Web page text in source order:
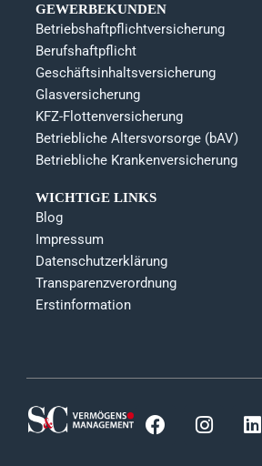
GEWERBEKUNDEN
Betriebshaftpflichtversicherung
Berufshaftpflicht
Geschäftsinhaltsversicherung
Glasversicherung
KFZ-Flottenversicherung
Betriebliche Altersvorsorge (bAV)
Betriebliche Krankenversicherung
WICHTIGE LINKS
Blog
Impressum
Datenschutzerklärung
Transparenzverordnung
Erstinformation
F
a
I
n
L
i